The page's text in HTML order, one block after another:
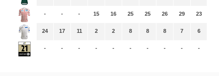
-
24
-
-
17
-
-
11
-
15
2
-
16
2
-
25
8
-
25
8
-
26
8
-
29
7
-
23
6
-